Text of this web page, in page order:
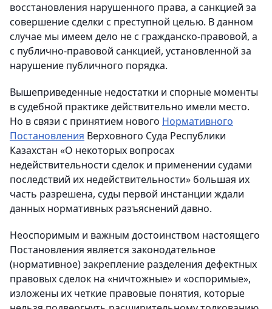
восстановления нарушенного права, а санкцией за
совершение сделки с преступной целью. В данном
случае мы имеем дело не с гражданско-правовой, а
с публично-правовой санкцией, установленной за
нарушение публичного порядка.
Вышеприведенные недостатки и спорные моменты
в судебной практике действительно имели место.
Но в связи с принятием нового Нормативного
Постановления Верховного Суда Республики
Казахстан «О некоторых вопросах
недействительности сделок и применении судами
последствий их недействительности» большая их
часть разрешена, суды первой инстанции ждали
данных нормативных разъяснений давно.
Неоспоримым и важным достоинством настоящего
Постановления является законодательное
(нормативное) закрепление разделения дефектных
правовых сделок на «ничтожные» и «оспоримые»,
изложены их четкие правовые понятия, которые